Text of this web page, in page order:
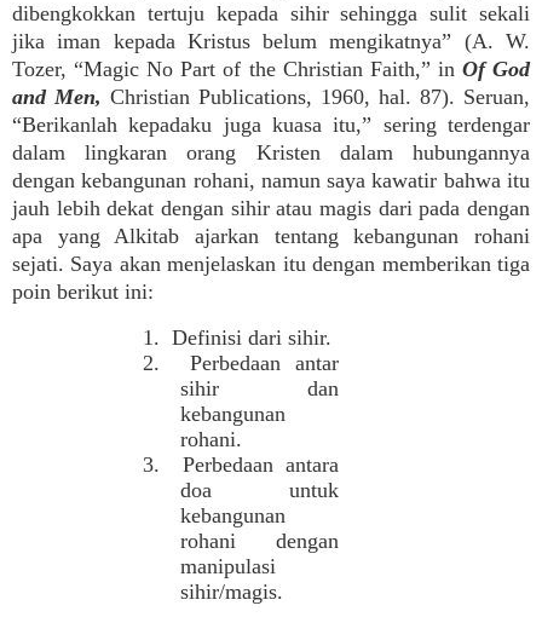
dibengkokkan tertuju kepada sihir sehingga sulit sekali
jika iman kepada Kristus belum mengikatnya” (A. W.
Tozer, “Magic No Part of the Christian Faith,” in Of God
and Men, Christian Publications, 1960, hal. 87). Seruan,
“Berikanlah kepadaku juga kuasa itu,” sering terdengar
dalam lingkaran orang Kristen dalam hubungannya
dengan kebangunan rohani, namun saya kawatir bahwa itu
jauh lebih dekat dengan sihir atau magis dari pada dengan
apa yang Alkitab ajarkan tentang kebangunan rohani
sejati. Saya akan menjelaskan itu dengan memberikan tiga
poin berikut ini:
1. Definisi dari sihir.
2. Perbedaan antar
sihir dan
kebangunan
rohani.
3. Perbedaan antara
doa untuk
kebangunan
rohani dengan
manipulasi
sihir/magis.